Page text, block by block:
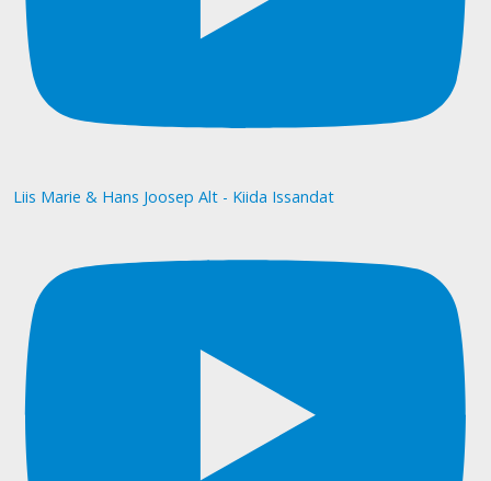
Liis Marie & Hans Joosep Alt - Kiida Issandat